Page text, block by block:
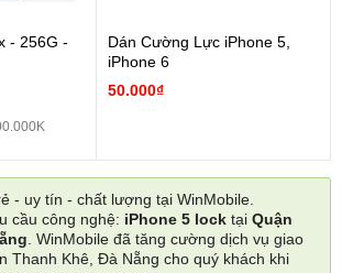
- 256G -
Dán Cường Lực iPhone 5,
iPhone 6
50.000₫
- uy tín - chất lượng tại WinMobile.
cầu công nghệ: iPhone 5 lock tại Quận
. WinMobile đã tăng cường dịch vụ giao
Thanh Khê, Đà Nẵng cho quý khách khi